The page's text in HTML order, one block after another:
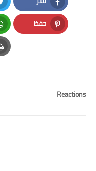
Facebook
حفظ
Pinterest
Reactions